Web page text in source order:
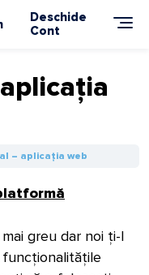
Deschide
Cont
– aplicația web
greu dar noi ți-l